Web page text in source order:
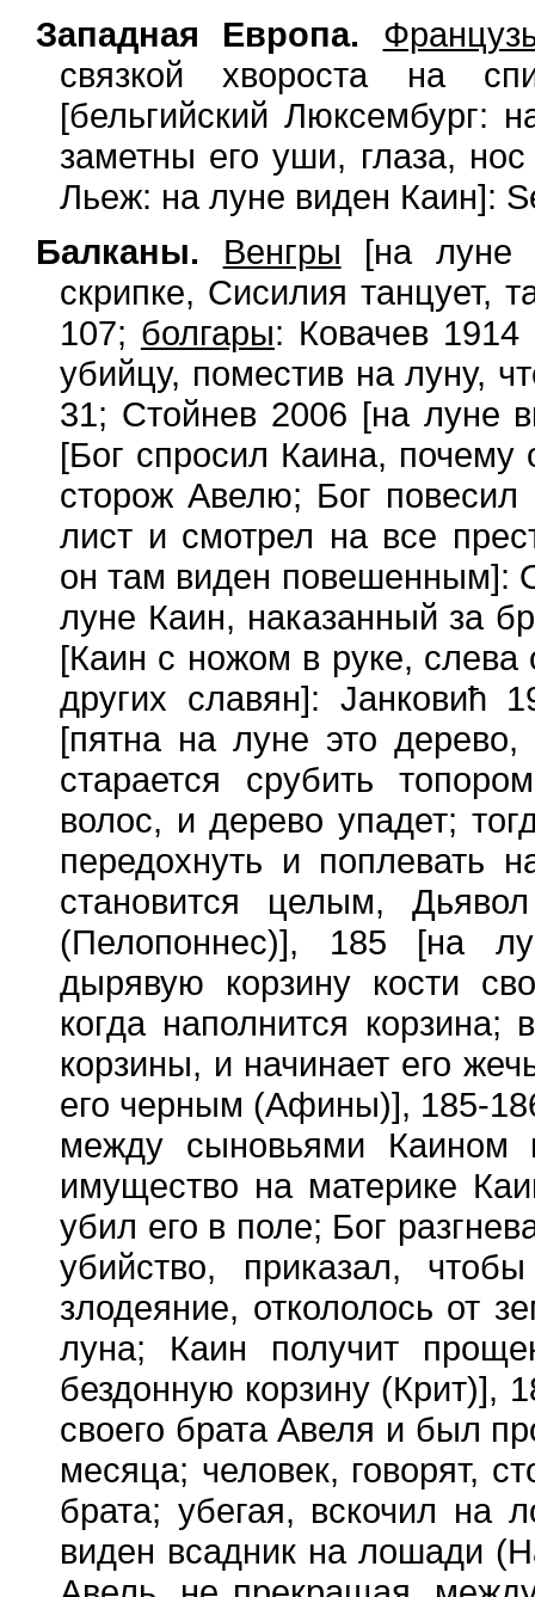
Западная Европа.
связкой хвороста на
[бельгийский Люксембург:
заметны его уши, глаза,
Льеж: на луне виден Каин]:
Балканы.
Венгры [на луне
скрипке, Сисилия танцует,
107; болгары: Ковачев 1914
убийцу, поместив на луну,
31; Стойнев 2006 [на луне
[Бог спросил Каина, почему
сторож Авелю; Бог
лист и смотрел на все
он там виден повешенным]:
луне Каин, наказанный за
[Каин с ножом в руке,
других славян]: Jанковић
[пятна на луне это
старается срубить
волос, и дерево упадет;
передохнуть и поплевать
становится целым,
(Пелопоннес)], 185 [на
дырявую корзину кости
когда наполнится
корзины, и начинает его
его черным (Афины)], 185-
между сыновьями
имущество на материке
убил его в поле; Бог
убийство, приказал,
злодеяние, откололось от
луна; Каин получит
бездонную корзину (Крит)],
своего брата Авеля и был
месяца; человек, говорят,
брата; убегая, вскочил на
виден всадник на лошади